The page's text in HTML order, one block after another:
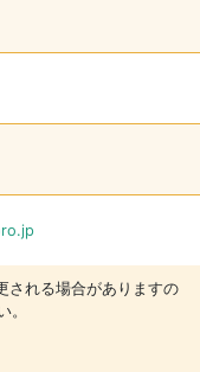
される場合がありますの
。